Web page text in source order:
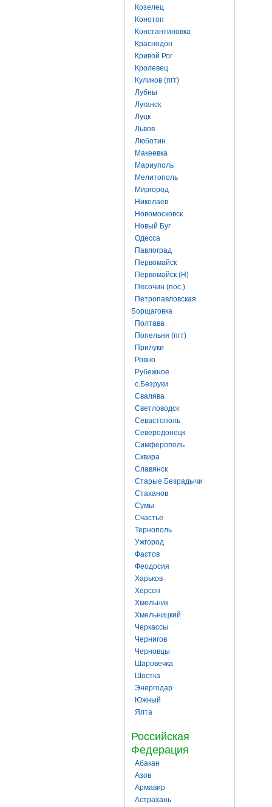
Козелец
Конотоп
Константиновка
Краснодон
Кривой Рог
Кролевец
Куликов (пгт)
Лубны
Луганск
Луцк
Львов
Люботин
Макеевка
Мариуполь
Мелитополь
Миргород
Николаев
Новомосковск
Новый Буг
Одесса
Павлоград
Первомайск
Первомайск (Н)
Песочин (пос.)
Петропавловская
Борщаговка
Полтава
Попельня (пгт)
Прилуки
Ровно
Рубежное
с.Безруки
Свалява
Светловодск
Севастополь
Северодонецк
Симферополь
Сквира
Славянск
Старые Безрадычи
Стаханов
Сумы
Счастье
Тернополь
Ужгород
Фастов
Феодосия
Харьков
Херсон
Хмельник
Хмельницкий
Черкассы
Чернигов
Черновцы
Шаровечка
Шостка
Энергодар
Южный
Ялта
Российская
Федерация
Абакан
Азов
Армавир
Астрахань